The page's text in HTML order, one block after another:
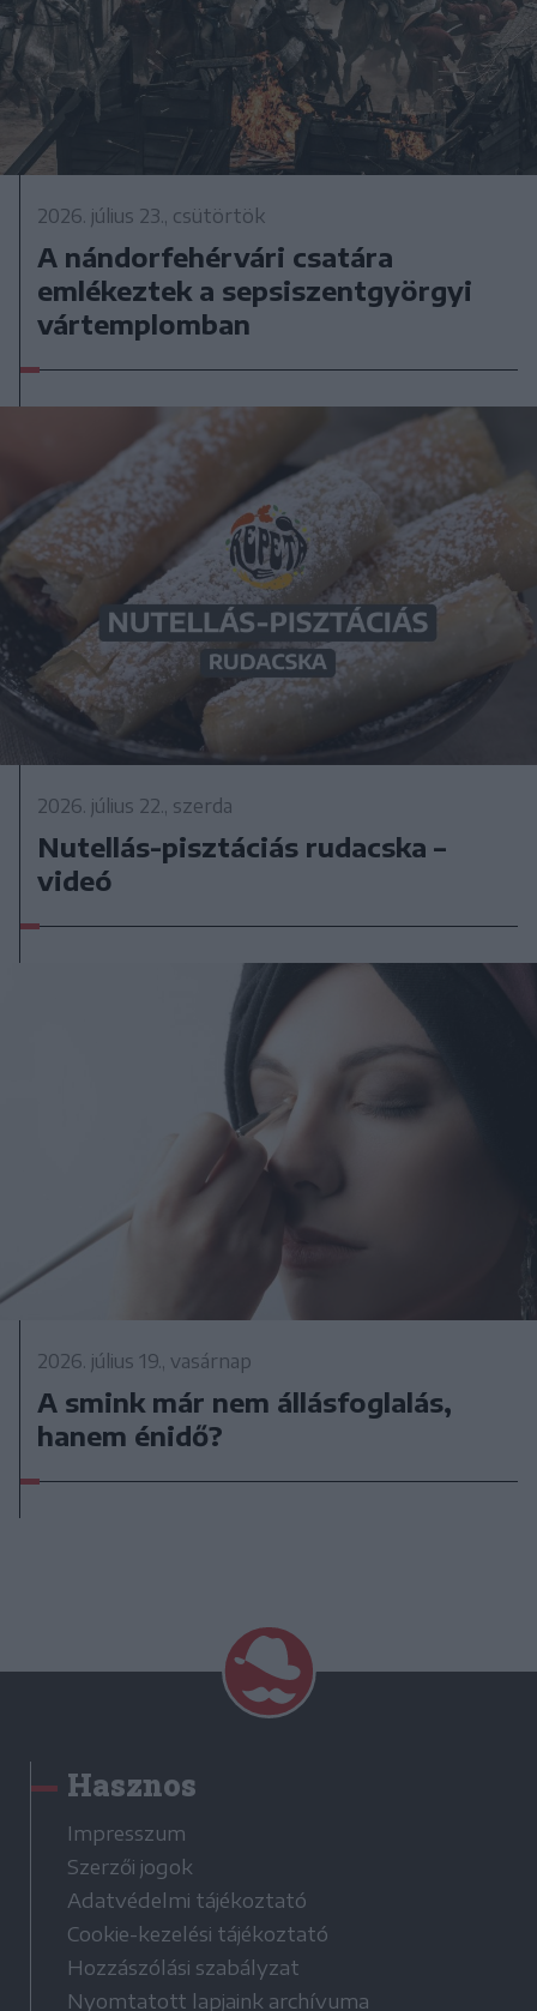
2026. július 23., csütörtök
A nándorfehérvári csatára
emlékeztek a sepsiszentgyörgyi
vártemplomban
2026. július 22., szerda
Nutellás-pisztáciás rudacska –
videó
2026. július 19., vasárnap
A smink már nem állásfoglalás,
hanem énidő?
Hasznos
Impresszum
Szerzői jogok
Adatvédelmi tájékoztató
Cookie-kezelési tájékoztató
Hozzászólási szabályzat
Nyomtatott lapjaink archívuma